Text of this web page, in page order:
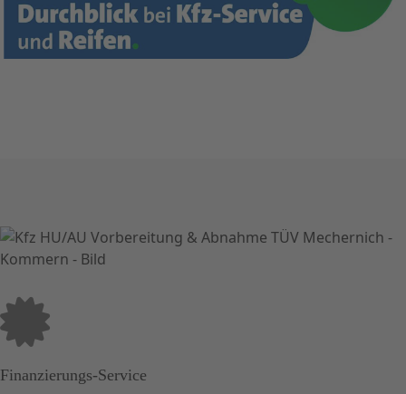
Finanzierungs-Service